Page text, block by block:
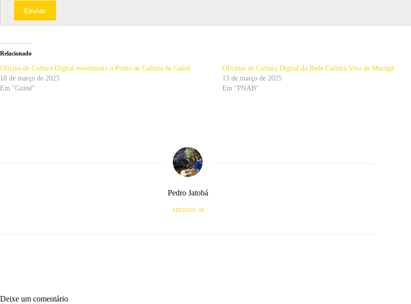
Relacionado
Oficina de Cultura Digital movimenta o Ponto de Cultura de Guiné
18 de março de 2025
Em "Guiné"
Oficinas de Cultura Digital da Rede Cultura Viva de Mucugê
13 de março de 2025
Em "PNAB"
Pedro Jatobá
ARTIGOS: 38
Deixe um comentário